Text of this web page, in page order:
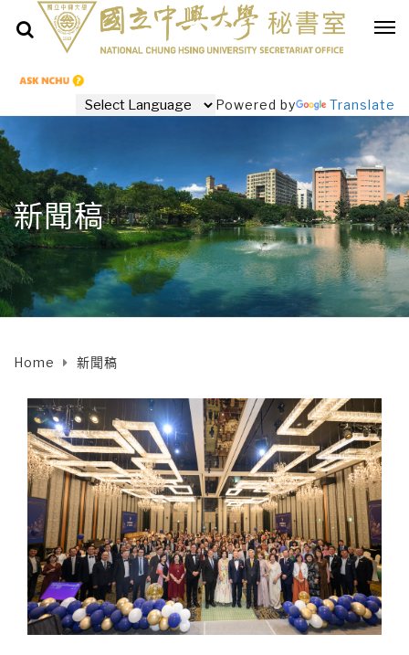
Powered by Translate
新聞稿
Home 新聞稿